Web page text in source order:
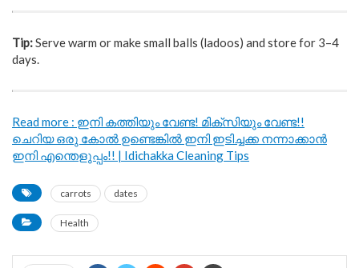
Tip:Serve warm or make small balls (ladoos) and store for 3–4
days.
Read more : ഇനി കത്തിയും വേണ്ട! മിക്സിയും വേണ്ട!!
ചെറിയ ഒരു കോൽ ഉണ്ടെങ്കിൽ ഇനി ഇടിച്ചക്ക നന്നാക്കാൻ
ഇനി എന്തെളുപ്പം!! | Idichakka Cleaning Tips
carrots dates
Health